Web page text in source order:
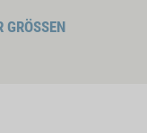
GRÖSSEN